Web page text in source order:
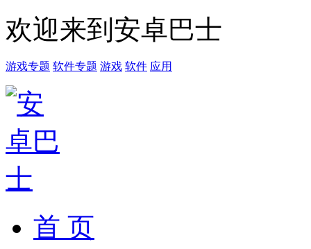
欢迎来到安卓巴士
游戏专题 软件专题 游戏 软件 应用
首 页